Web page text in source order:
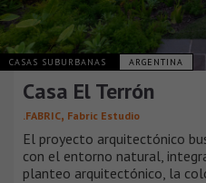
CASAS SUBURBANAS ARGENTINA
Casa El Terrón
.FABRIC, Fabric Estudio
El proyecto arquitectónico
con el entorno natural,
planteo arquitectónico, la